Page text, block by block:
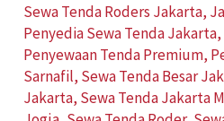
Sewa Tenda Roders Jakarta,
Penyedia Sewa Tenda Jakarta,
Penyewaan Tenda Premium,
Sarnafil, Sewa Tenda Besar
Jakarta, Sewa Tenda Jakarta